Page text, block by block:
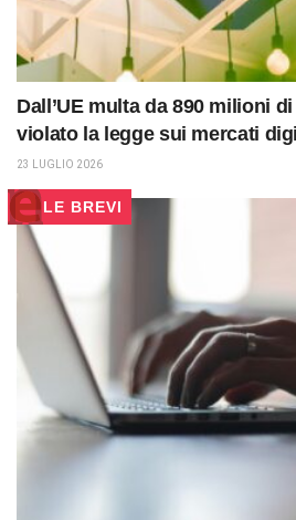
Dall’UE multa da 890 milioni
violato la legge sui mercati
23 LUGLIO 2026
LE BREVI